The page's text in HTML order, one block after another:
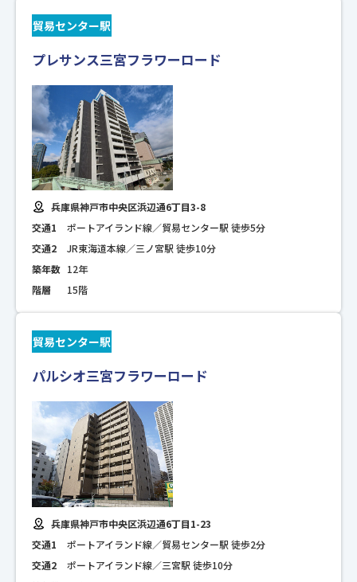
貿易センター駅
プレサンス三宮フラワーロード
兵庫県神戸市中央区浜辺通6丁目3-8
交通1
ポートアイランド線／貿易センター駅 徒歩5分
交通2
JR東海道本線／三ノ宮駅 徒歩10分
築年数 12年
階層
15階
貿易センター駅
パルシオ三宮フラワーロード
兵庫県神戸市中央区浜辺通6丁目1-23
交通1
ポートアイランド線／貿易センター駅 徒歩2分
交通2
ポートアイランド線／三宮駅 徒歩10分